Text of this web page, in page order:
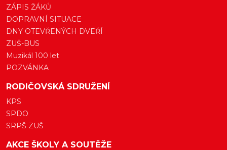
ZÁPIS ŽÁKŮ
DOPRAVNÍ SITUACE
DNY OTEVŘENÝCH DVEŘÍ
ZUŠ-BUS
Muzikál 100 let
POZVÁNKA
RODIČOVSKÁ SDRUŽENÍ
KPS
SPDO
SRPŠ ZUŠ
AKCE ŠKOLY A SOUTĚŽE